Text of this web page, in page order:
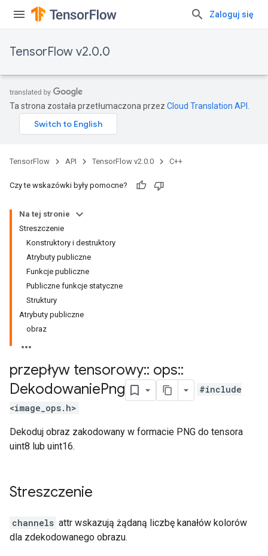
Zaloguj się
TensorFlow v2.0.0
Ta strona została przetłumaczona przez Cloud Translation API
TensorFlow API TensorFlow v2.0.0 C++
Czy te wskazówki były pomocne?
Na tej stronie
Streszczenie
Konstruktory i destruktory
Atrybuty publiczne
Funkcje publiczne
Publiczne funkcje statyczne
Struktury
Atrybuty publiczne
obraz
przepływ tensorowy:: ops::
DekodowaniePng
#include
<image_ops.h>
Dekoduj obraz zakodowany w formacie PNG do tensora
uint8 lub uint16.
Streszczenie
channels attr wskazują żądaną liczbę kanałów kolorów
dla zdekodowanego obrazu.